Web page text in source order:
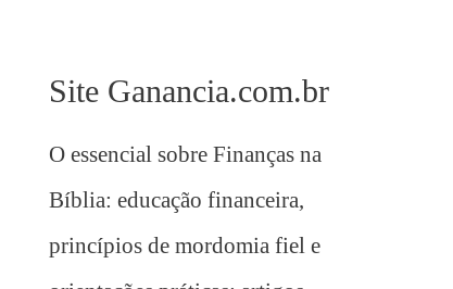
Site Ganancia.com.br
O essencial sobre Finanças na
Bíblia: educação financeira,
princípios de mordomia fiel e